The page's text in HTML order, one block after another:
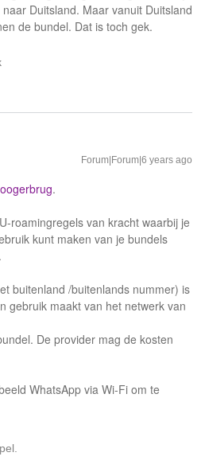
Duitsland. Maar vanuit Duitsland
de bundel. Dat is toch gek.
Forum|Forum|6 years ago
.
roamingregels van kracht waarbij je
kunt maken van je bundels
buitenland /buitenlands nummer) is
gebruik maakt van het netwerk van
De provider mag de kosten
WhatsApp via Wi-Fi om te